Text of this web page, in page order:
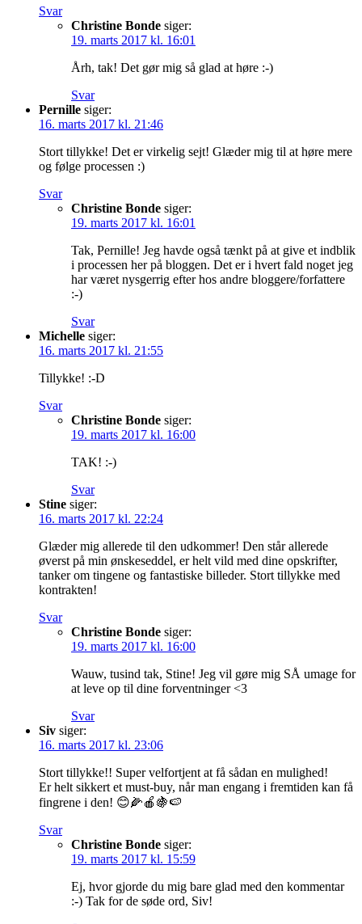
Svar
Christine Bonde siger:
19. marts 2017 kl. 16:01
Årh, tak! Det gør mig så glad at høre :-)
Svar
Pernille siger:
16. marts 2017 kl. 21:46
Stort tillykke! Det er virkelig sejt! Glæder mig til at høre mere
og følge processen :)
Svar
Christine Bonde siger:
19. marts 2017 kl. 16:01
Tak, Pernille! Jeg havde også tænkt på at give et indblik
i processen her på bloggen. Det er i hvert fald noget jeg
har været nysgerrig efter hos andre bloggere/forfattere
:-)
Svar
Michelle siger:
16. marts 2017 kl. 21:55
Tillykke! :-D
Svar
Christine Bonde siger:
19. marts 2017 kl. 16:00
TAK! :-)
Svar
Stine siger:
16. marts 2017 kl. 22:24
Glæder mig allerede til den udkommer! Den står allerede
øverst på min ønskeseddel, er helt vild med dine opskrifter,
tanker om tingene og fantastiske billeder. Stort tillykke med
kontrakten!
Svar
Christine Bonde siger:
19. marts 2017 kl. 16:00
Wauw, tusind tak, Stine! Jeg vil gøre mig SÅ umage for
at leve op til dine forventninger <3
Svar
Siv siger:
16. marts 2017 kl. 23:06
Stort tillykke!! Super velfortjent at få sådan en mulighed!
Er helt sikkert et must-buy, når man engang i fremtiden kan få
fingrene i den! 😊🌽🍎🍇🍉
Svar
Christine Bonde siger:
19. marts 2017 kl. 15:59
Ej, hvor gjorde du mig bare glad med den kommentar
:-) Tak for de søde ord, Siv!